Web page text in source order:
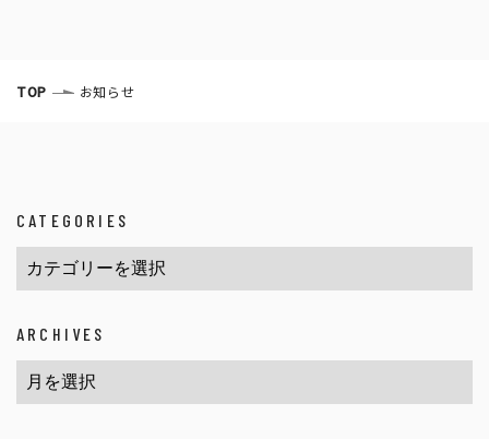
TOP お知らせ
CATEGORIES
ARCHIVES